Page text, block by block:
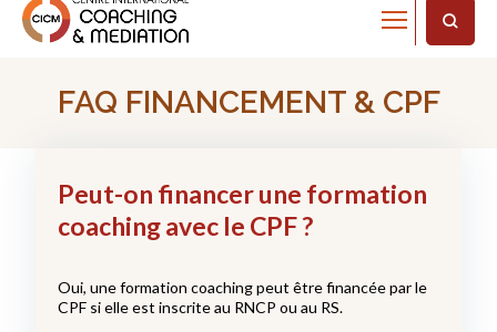
Home FAQ
FAQ FINANCEMENT & CPF
Peut-on financer une formation
coaching avec le CPF ?
Oui, une formation coaching peut être financée par le
CPF si elle est inscrite au RNCP ou au RS.